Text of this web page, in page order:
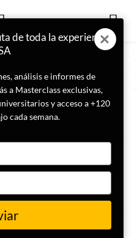
en Sudán
Sudán: causas,
de un
olvidado
las RSF de Sudán y
de toda la experiencia
análisis e informes de
a Masterclass exclusivas,
y acceso a +120
cada semana.